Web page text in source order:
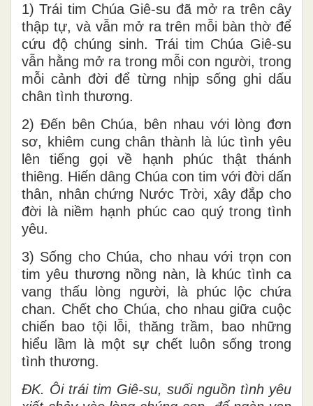
1) Trái tim Chúa Giê-su đã mở ra trên cây
thập tự, và vẫn mở ra trên mỗi bàn thờ để
cứu độ chúng sinh. Trái tim Chúa Giê-su
vẫn hằng mở ra trong mỗi con người, trong
mỗi cảnh đời để từng nhịp sống ghi dấu
chân tình thương.
2) Đến bên Chúa, bên nhau với lòng đơn
sơ, khiêm cung chân thành là lúc tình yêu
lên tiếng gọi về hạnh phúc thật thánh
thiêng. Hiến dâng Chúa con tim với đời dấn
thân, nhân chứng Nước Trời, xây đắp cho
đời là niềm hạnh phúc cao quý trong tình
yêu.
3) Sống cho Chúa, cho nhau với trọn con
tim yêu thương nồng nàn, là khúc tình ca
vang thấu lòng người, là phúc lộc chứa
chan. Chết cho Chúa, cho nhau giữa cuộc
chiến bao tội lỗi, thăng trầm, bao những
hiểu lầm là một sự chết luôn sống trong
tình thương.
ĐK. Ôi trái tim Giê-su, suối nguồn tình yêu